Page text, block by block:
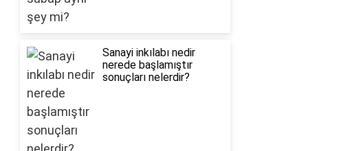
Sanayi inkılabı nedir
nerede başlamıştır
sonuçları nelerdir?